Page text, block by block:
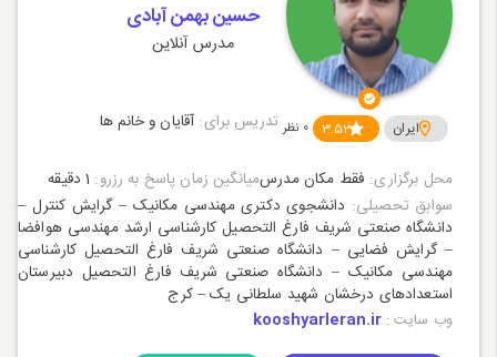
حسین بهمن آبادی
مدرس آنلاین
ایران 3.52
0 نظر تدریس برای: آقایان و خانم ها
محل برگزاری: فقط مکان مدرسمیانگین زمان پاسخ به رزرو: 1 دقیقه
سوابق تحصیلی: دانشجوی دکتری مهندسی مکانیک – گرایش کنترل –
دانشگاه صنعتی شریف فارغ التحصیل کارشناسی ارشد مهندسی هوافضا
– گرایش فضایی – دانشگاه صنعتی شریف فارغ التحصیل کارشناسی
مهندسی مکانیک – دانشگاه صنعتی شریف فارغ التحصیل دبیرستان
استعدادهای درخشان شهید سلطانی یک – کرج
وب سایت :kooshyarleran.ir